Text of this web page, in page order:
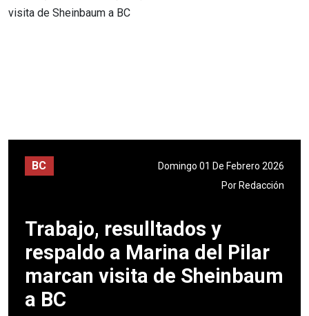
BC
Domingo 01 De Febrero 2026
Por Redacción
Trabajo, resulltados y
respaldo a Marina del Pilar
marcan visita de Sheinbaum
a BC